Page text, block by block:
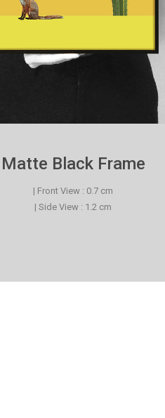
Matte Black Frame
| Front View : 0.7 cm
| Side View : 1.2 cm